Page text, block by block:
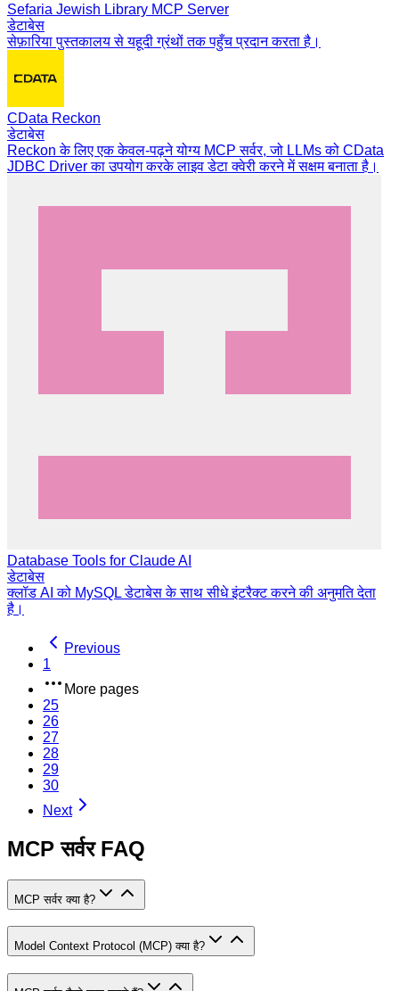
Sefaria Jewish Library MCP Server
डेटाबेस
सेफ़ारिया पुस्तकालय से यहूदी ग्रंथों तक पहुँच प्रदान करता है।
CData Reckon
डेटाबेस
Reckon के लिए एक केवल-पढ़ने योग्य MCP सर्वर, जो LLMs को CData
JDBC Driver का उपयोग करके लाइव डेटा क्वेरी करने में सक्षम बनाता है।
Database Tools for Claude AI
डेटाबेस
क्लॉड AI को MySQL डेटाबेस के साथ सीधे इंटरैक्ट करने की अनुमति देता
है।
Previous
1
More pages
25
26
27
28
29
30
Next
MCP सर्वर FAQ
MCP सर्वर क्या है?
Model Context Protocol (MCP) क्या है?